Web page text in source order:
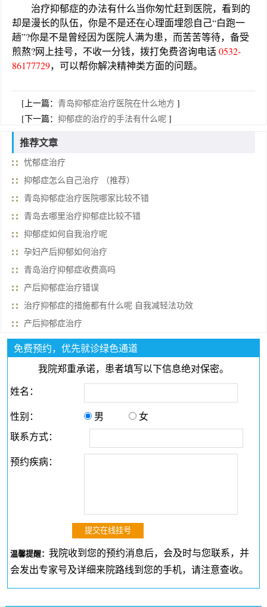
治疗抑郁症的办法有什么当你匆忙赶到医院，看到的
却是漫长的队伍，你是不是还在心理面埋怨自己“白跑一
趟”?你是不是曾经因为医院人满为患，而苦苦等待，备受
煎熬?网上挂号，不收一分钱，拨打免费咨询电话0532-
86177729，可以帮你解决精神类方面的问题。
[上一篇：青岛抑郁症治疗医院在什么地方 ]
[下一篇：抑郁症的治疗的手法有什么呢 ]
推荐文章
忧郁症治疗
抑郁症怎么自己治疗 （推荐）
青岛抑郁症治疗医院哪家比较不错
青岛去哪里治疗抑郁症比较不错
抑郁症如何自我治疗呢
孕妇产后抑郁如何治疗
青岛治疗抑郁症收费高吗
产后抑郁症治疗错误
治疗抑郁症的措施都有什么呢 自我减轻法功效
产后抑郁症治疗
免费预约，优先就诊绿色通道
我院郑重承诺，患者填写以下信息绝对保密。
姓名：
性别：
男
女
联系方式：
预约疾病：
温馨提醒：我院收到您的预约消息后，会及时与您联系，并
会发出专家号及详细来院路线到您的手机，请注意查收。